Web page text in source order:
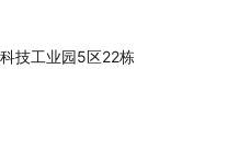
技工业园5区22栋